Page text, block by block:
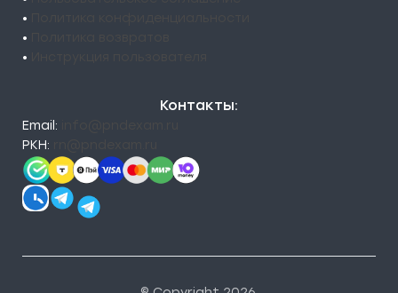
•
•
•
Контакты:
Email:
РКН: